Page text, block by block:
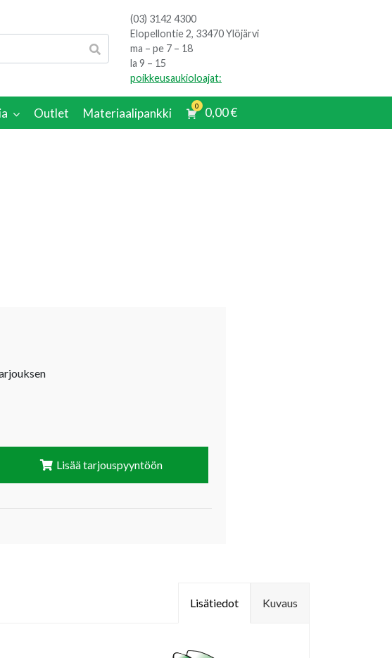
(03) 3142 4300
Elopellontie 2, 33470 Ylöjärvi
ma – pe 7 – 18
la 9 – 15
poikkeusaukioloajat:
Outlet Materiaalipankki 0 0,00€
Lisää tarjouspyyntöön
Kuvaus
Lisätiedot